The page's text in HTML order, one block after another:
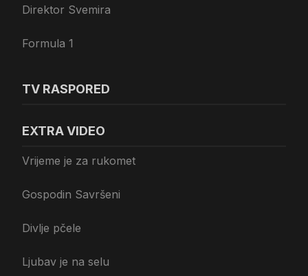
Direktor Svemira
Formula 1
TV RASPORED
EXTRA VIDEO
Vrijeme je za rukomet
Gospodin Savršeni
Divlje pčele
Ljubav je na selu